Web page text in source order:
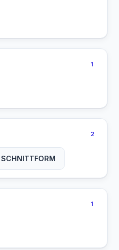
1
2
SCHNITTFORM
1